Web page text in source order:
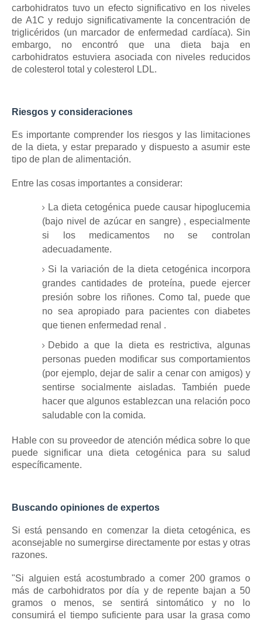
carbohidratos tuvo un efecto significativo en los niveles
de A1C y redujo significativamente la concentración de
triglicéridos (un marcador de enfermedad cardíaca). Sin
embargo, no encontró que una dieta baja en
carbohidratos estuviera asociada con niveles reducidos
de colesterol total y colesterol LDL.
Riesgos y consideraciones
Es importante comprender los riesgos y las limitaciones
de la dieta, y estar preparado y dispuesto a asumir este
tipo de plan de alimentación.
Entre las cosas importantes a considerar:
La dieta cetogénica puede causar hipoglucemia
(bajo nivel de azúcar en sangre), especialmente
si los medicamentos no se controlan
adecuadamente.
Si la variación de la dieta cetogénica incorpora
grandes cantidades de proteína, puede ejercer
presión sobre los riñones. Como tal, puede que
no sea apropiado para pacientes con diabetes
que tienen enfermedad renal .
Debido a que la dieta es restrictiva, algunas
personas pueden modificar sus comportamientos
(por ejemplo, dejar de salir a cenar con amigos) y
sentirse socialmente aisladas. También puede
hacer que algunos establezcan una relación poco
saludable con la comida.
Hable con su proveedor de atención médica sobre lo que
puede significar una dieta cetogénica para su salud
específicamente.
Buscando opiniones de expertos
Si está pensando en comenzar la dieta cetogénica, es
aconsejable no sumergirse directamente por estas y otras
razones.
"Si alguien está acostumbrado a comer 200 gramos o
más de carbohidratos por día y de repente bajan a 50
gramos o menos, se sentirá sintomático y no lo
consumirá el tiempo suficiente para usar la grasa como